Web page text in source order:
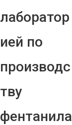
лаборатор
ией по
производс
тву
фентанила